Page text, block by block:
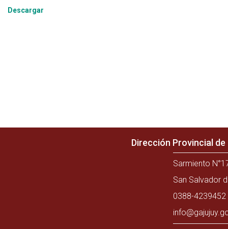
Descargar
Dirección Provincial
Sarmiento
San Salvador
0388-